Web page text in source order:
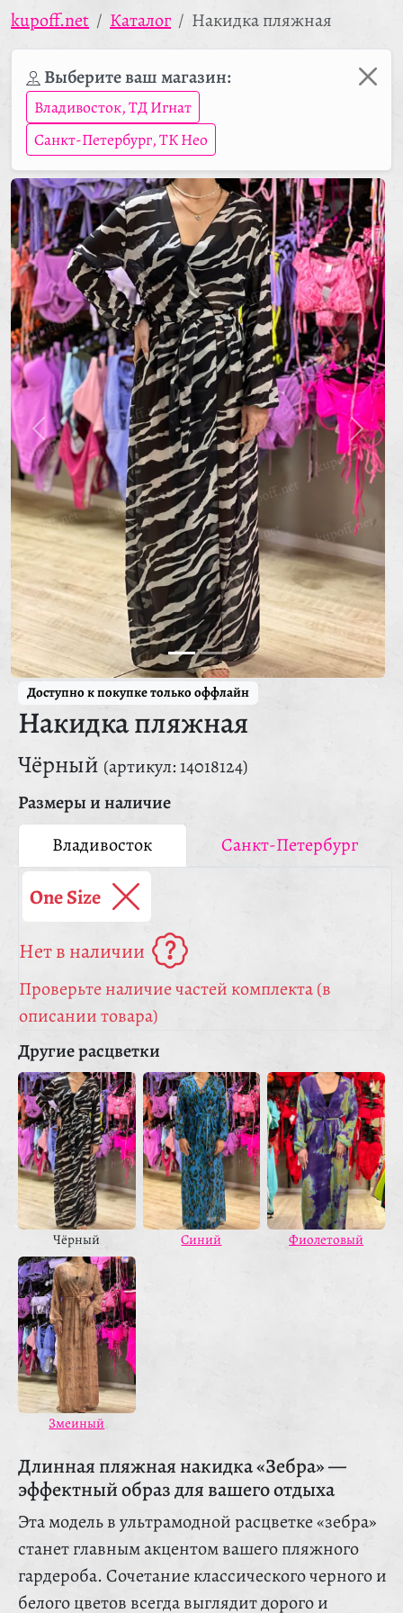
kupoff.net Каталог Накидка пляжная
Выберите ваш магазин:
Владивосток, ТД Игнат
Санкт-Петербург, ТК Нео
Доступно к покупке только оффлайн
Накидка пляжная
Чёрный (артикул: 14018124)
Размеры и наличие
Владивосток
Санкт-Петербург
One Size
Нет в наличии
Проверьте наличие частей комплекта (в
описании товара)
Другие расцветки
Чёрный Синий Фиолетовый
Змеиный
Длинная пляжная накидка «Зебра» —
эффектный образ для вашего отдыха
Эта модель в ультрамодной расцветке «зебра»
станет главным акцентом вашего пляжного
гардероба. Сочетание классического черного и
белого цветов всегда выглядит дорого и